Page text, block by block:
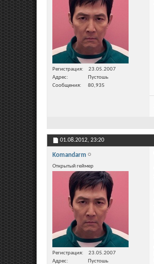
Регистрация
23.05.2007
Адрес
Пустошь
Сообщения
80,935
01.08.2012, 23:20
Komandarm
Открытый геймер
Регистрация
23.05.2007
Адрес
Пустошь